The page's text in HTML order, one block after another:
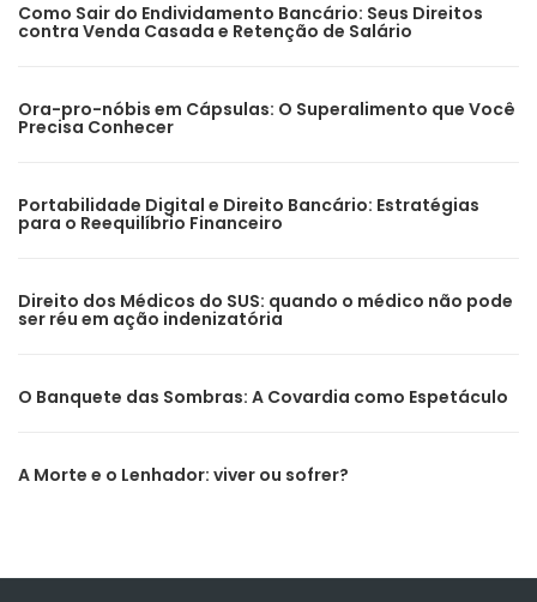
Como Sair do Endividamento Bancário: Seus Direitos
contra Venda Casada e Retenção de Salário
Ora-pro-nóbis em Cápsulas: O Superalimento que Você
Precisa Conhecer
Portabilidade Digital e Direito Bancário: Estratégias
para o Reequilíbrio Financeiro
Direito dos Médicos do SUS: quando o médico não pode
ser réu em ação indenizatória
O Banquete das Sombras: A Covardia como Espetáculo
A Morte e o Lenhador: viver ou sofrer?